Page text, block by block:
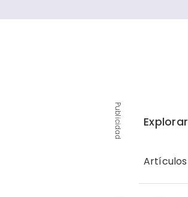
Publicidad Explorar
Artículos